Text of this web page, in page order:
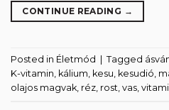
CONTINUE READING →
Posted in Életmód Tagged
K-vitamin, kálium, kesu, kesudió,
olajos magvak, réz, rost, vas,